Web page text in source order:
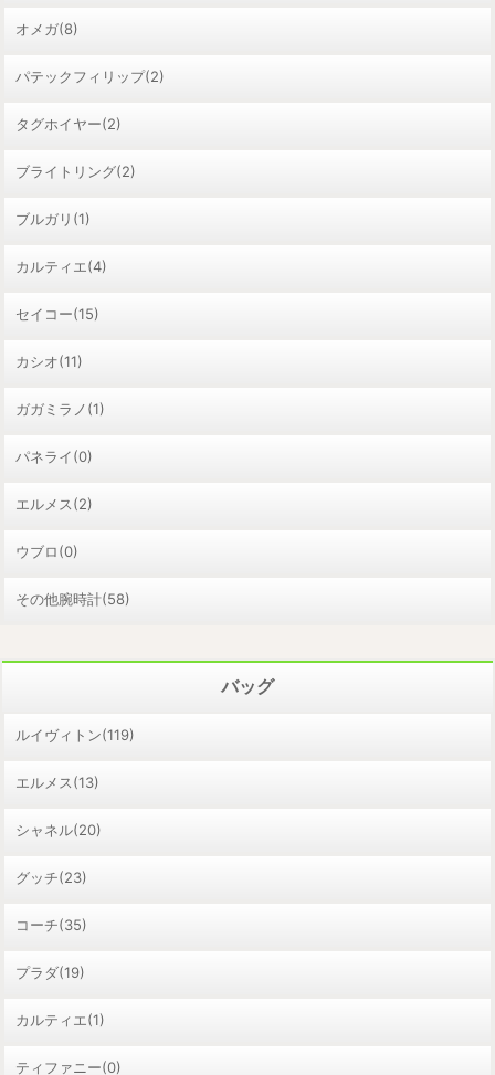
オメガ(8)
パテックフィリップ(2)
タグホイヤー(2)
ブライトリング(2)
ブルガリ(1)
カルティエ(4)
セイコー(15)
カシオ(11)
ガガミラノ(1)
パネライ(0)
エルメス(2)
ウブロ(0)
その他腕時計(58)
バッグ
ルイヴィトン(119)
エルメス(13)
シャネル(20)
グッチ(23)
コーチ(35)
プラダ(19)
カルティエ(1)
ティファニー(0)